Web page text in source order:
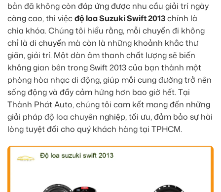
bản đã không còn đáp ứng được nhu cầu giải trí ngày
càng cao, thì việcđộ loa Suzuki Swift 2013chính là
chìa khóa. Chúng tôi hiểu rằng, mỗi chuyến đi không
chỉ là di chuyển mà còn là những khoảnh khắc thư
giãn, giải trí. Một dàn âm thanh chất lượng sẽ biến
không gian bên trong Swift 2013 của bạn thành một
phòng hòa nhạc di động, giúp mỗi cung đường trở nên
sống động và đầy cảm hứng hơn bao giờ hết. Tại
Thành Phát Auto, chúng tôi cam kết mang đến những
giải pháp độ loa chuyên nghiệp, tối ưu, đảm bảo sự hài
lòng tuyệt đối cho quý khách hàng tại TPHCM.